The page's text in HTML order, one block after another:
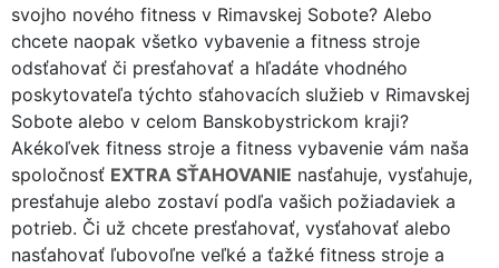
svojho nového fitness v Rimavskej Sobote? Alebo
chcete naopak všetko vybavenie a fitness stroje
odsťahovať či presťahovať a hľadáte vhodného
poskytovateľa týchto sťahovacích služieb v Rimavskej
Sobote alebo v celom Banskobystrickom kraji?
Akékoľvek fitness stroje a fitness vybavenie vám naša
spoločnosť EXTRA SŤAHOVANIE nasťahuje, vysťahuje,
presťahuje alebo zostaví podľa vašich požiadaviek a
potrieb. Či už chcete presťahovať, vysťahovať alebo
nasťahovať ľubovoľne veľké a ťažké fitness stroje a